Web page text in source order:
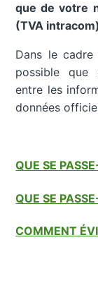
que de votre
(TVA intracom)
Dans le
possible que
entre les
données
QUE SE
QUE SE
COMMENT